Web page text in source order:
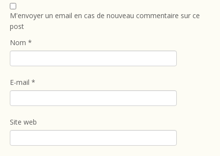
M'envoyer un email en cas de nouveau commentaire sur ce
post
Nom *
E-mail *
Site web